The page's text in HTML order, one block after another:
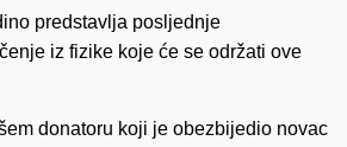
predstavlja posljednje
iz fizike koje će se održati ove
donatoru koji je obezbijedio novac